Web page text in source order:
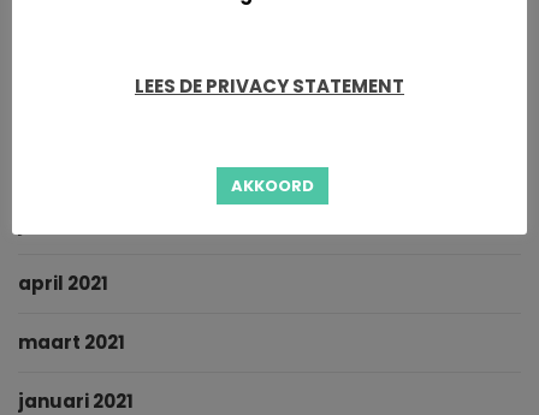
april 2021
maart 2021
januari 2021
LEES DE PRIVACY STATEMENT
AKKOORD